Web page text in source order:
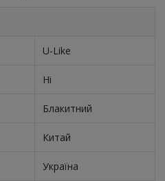
U-Like
Ні
Блакитний
Китай
Україна